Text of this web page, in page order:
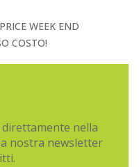
WEEK END
COSTO!
nella
nostra newsletter